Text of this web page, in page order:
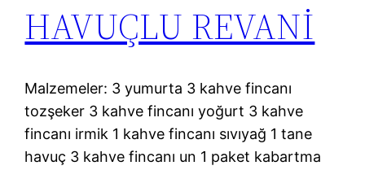
HAVUÇLU REVANİ
Malzemeler: 3 yumurta 3 kahve fincanı
tozşeker 3 kahve fincanı yoğurt 3 kahve
fincanı irmik 1 kahve fincanı sıvıyağ 1 tane
havuç 3 kahve fincanı un 1 paket kabartma